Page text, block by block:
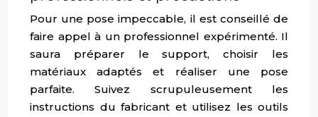
Pour une pose impeccable, il est conseillé de
faire appel à un professionnel expérimenté. Il
saura préparer le support, choisir les
matériaux adaptés et réaliser une pose
parfaite. Suivez scrupuleusement les
instructions du fabricant et utilisez les outils